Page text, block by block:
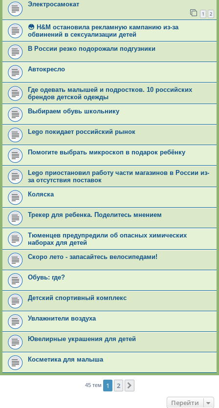
Электросамокат
1 2
😳 H&M остановила рекламную кампанию из-за
обвинений в сексуализации детей
В России резко подорожали подгузники
Автокресло
Где одевать малышей и подростков. 10 российских
брендов детской одежды
Выбираем обувь школьнику
Lego покидает российский рынок
Помогите выбрать микроскоп в подарок ребёнку
Lego приостановил работу части магазинов в России из-
за отсутствия поставок
Коляска
Трекер для ребенка. Поделитесь мнением
Тюменцев предупредили об опасных химических
наборах для детей
Скоро лето - запасайтесь велосипедами!
Обувь: где?
Детский спортивный комплекс
Увлажнители воздуха
Ювелирные украшения для детей
Косметика для малыша
45 тем 1 2
Перейти